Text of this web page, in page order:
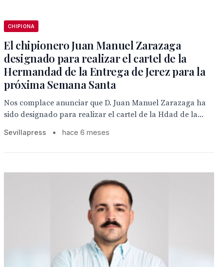
CHIPIONA
El chipionero Juan Manuel Zarazaga
designado para realizar el cartel de la
Hermandad de la Entrega de Jerez para la
próxima Semana Santa
Nos complace anunciar que D. Juan Manuel Zarazaga ha
sido designado para realizar el cartel de la Hdad de la...
Sevillapress • hace 6 meses